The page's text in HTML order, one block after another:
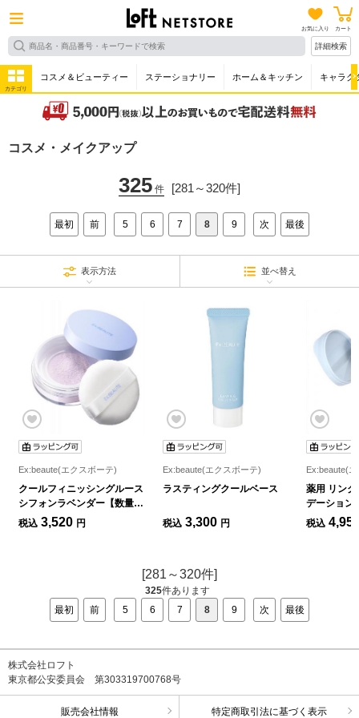
お気に入り カート
詳細検索
カテゴリ
コスメ＆ビューティー ステーショナリー ホーム＆キッチン キャラク
コスメ・メイクアップ
325 件 [281～320件]
最初 前 5 6 7 8 9 次 最後
表示方法 並べ替え
Ex:beaute(エクスボーテ)
クールフィニッシングルース
シフォンラベンダー【数量限
定】
税込 3,520 円
Ex:beaute(エクスボーテ)
ラスティングクールベース
税込 3,300 円
Ex:beaute(
薬用 リン
デーション
品）
税込
[281～320件]
325件あります
最初
前 5 6 7 8 9 次 最後
株式会社ロフト
東京都公安委員会 第303319700768号
販売会社情報 特定商取引法に基づく表示